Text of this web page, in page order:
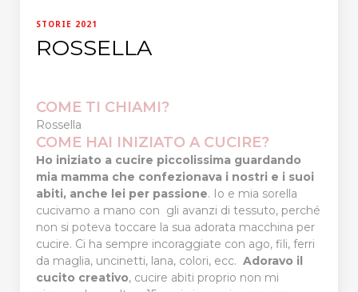
STORIE 2021
ROSSELLA
COME TI CHIAMI?
Rossella
COME HAI INIZIATO A CUCIRE?
Ho iniziato a cucire piccolissima guardando
mia mamma che confezionava i nostri e i suoi
abiti, anche lei per passione. Io e mia sorella
cucivamo a mano con gli avanzi di tessuto, perché
non si poteva toccare la sua adorata macchina per
cucire. Ci ha sempre incoraggiate con ago, fili, ferri
da maglia, uncinetti, lana, colori, ecc. Adoravo il
cucito creativo, cucire abiti proprio non mi